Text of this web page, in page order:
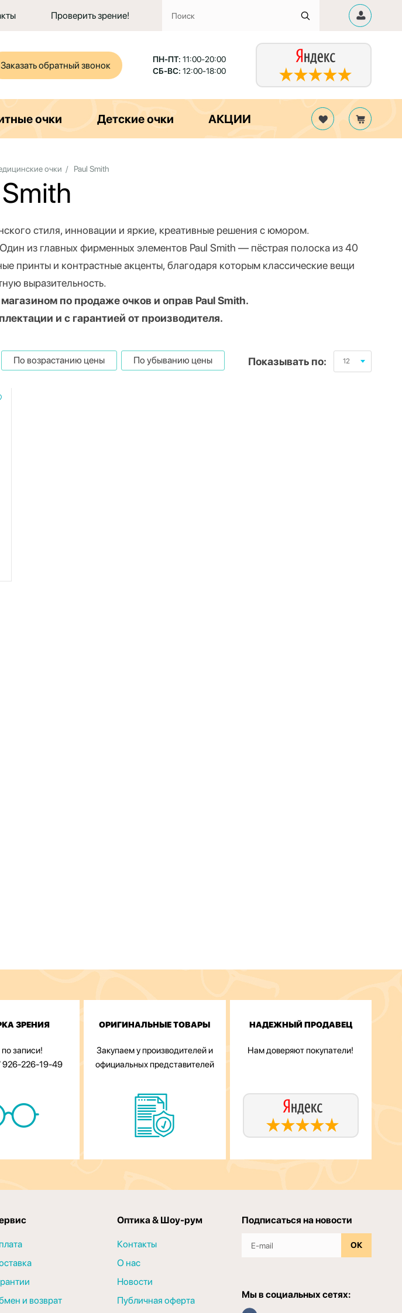
Проверить зрение!
Заказать обратный звонок
ПН-ПТ: 11:00-20:00
СБ-ВС: 12:00-18:00
очки Детские очки АКЦИИ
очки /Paul Smith
стиля, инновации и яркие, креативные решения с юмором.
из главных фирменных элементов Paul Smith — пёстрая полоска из 40
принты и контрастные акценты, благодаря которым классические вещи
выразительность.
по продаже очков и оправ Paul Smith.
и с гарантией от производителя.
По возрастанию цены По убыванию цены Показывать по: 12
ЗРЕНИЯ
записи!
926-226-19-49
ОРИГИНАЛЬНЫЕ ТОВАРЫ
Закупаем у производителей и
официальных представителей
НАДЕЖНЫЙ ПРОДАВЕЦ
Нам доверяют покупатели!
и возврат
Оптика & Шоу-рум
Контакты
О нас
Новости
Публичная оферта
Подписаться на новости
ОК
Мы в социальных сетях: